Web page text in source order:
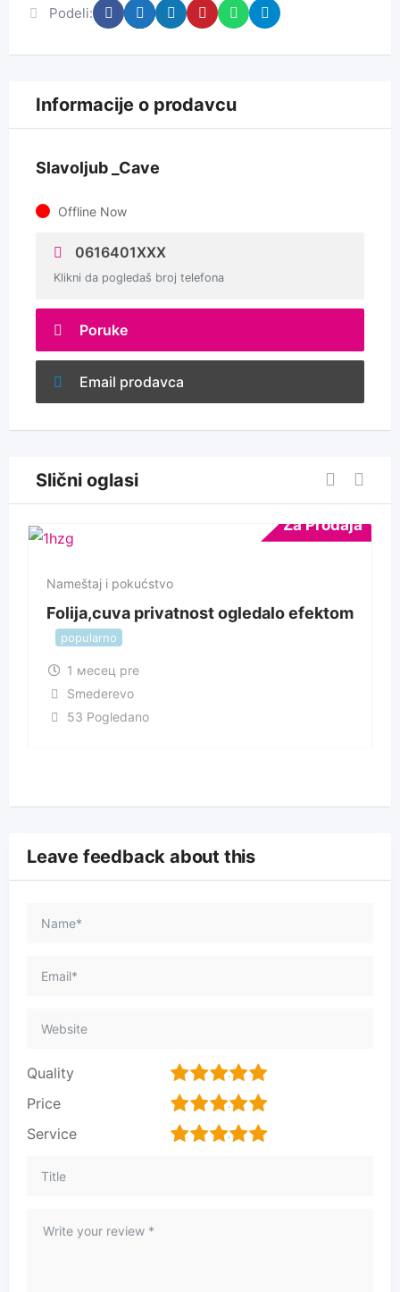
Podeli:
Informacije o prodavcu
Slavoljub _Cave
Offline Now
0616401XXX
Klikni da pogledaš broj telefona
Poruke
Email prodavca
Slični oglasi
Za Prodaja
Nameštaj i pokućstvo
Folija,cuva privatnost ogledalo efektom
popularno
1 месец pre
Smederevo
53 Pogledano
Leave feedback about this
Quality 5
4
3
2
Price 5
4
3
2
Service 5
4
3
2